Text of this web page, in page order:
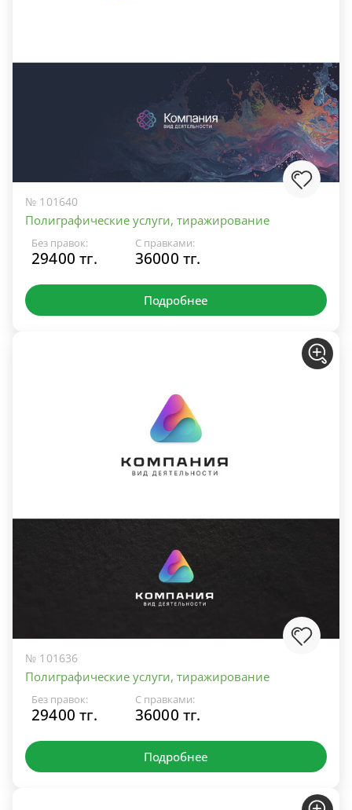
№ 101640
Полиграфические услуги, тиражирование
Без правок:
29400 тг.
С правками:
36000 тг.
Подробнее
№ 101636
Полиграфические услуги, тиражирование
Без правок:
29400 тг.
С правками:
36000 тг.
Подробнее